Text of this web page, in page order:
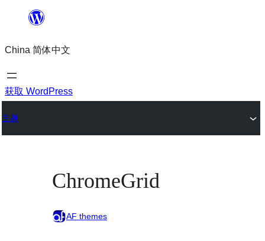
内
容
China 简体中文
获取 WordPress
主题
ChromeGrid
AF themes